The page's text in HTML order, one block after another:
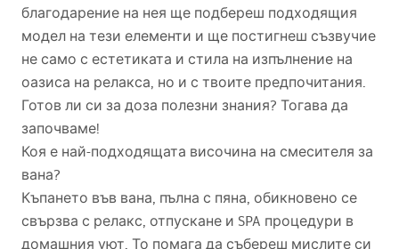
благодарение на нея ще подбереш подходящия
модел на тези елементи и ще постигнеш съзвучие
не само с естетиката и стила на изпълнение на
оазиса на релакса, но и с твоите предпочитания.
Готов ли си за доза полезни знания? Тогава да
започваме!
Коя е най-подходящата височина на смесителя за
вана?
Къпането във вана, пълна с пяна, обикновено се
свързва с релакс, отпускане и SPA процедури в
домашния уют. То помага да събереш мислите си